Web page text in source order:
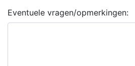
Eventuele vragen/opmerkingen: